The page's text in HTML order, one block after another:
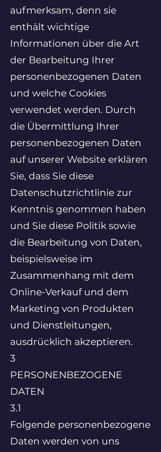
aufmerksam, denn sie
enthält wichtige
Informationen über die Art
der Bearbeitung Ihrer
personenbezogenen Daten
und welche Cookies
verwendet werden. Durch
die Übermittlung Ihrer
personenbezogenen Daten
auf unserer Website erklären
Sie, dass Sie diese
Datenschutzrichtlinie zur
Kenntnis genommen haben
und Sie diese Politik sowie
die Bearbeitung von Daten,
beispielsweise im
Zusammenhang mit dem
Online-Verkauf und dem
Marketing von Produkten
und Dienstleitungen,
ausdrücklich akzeptieren.
3
PERSONENBEZOGENE
DATEN
3.1
Folgende personenbezogene
Daten werden von uns